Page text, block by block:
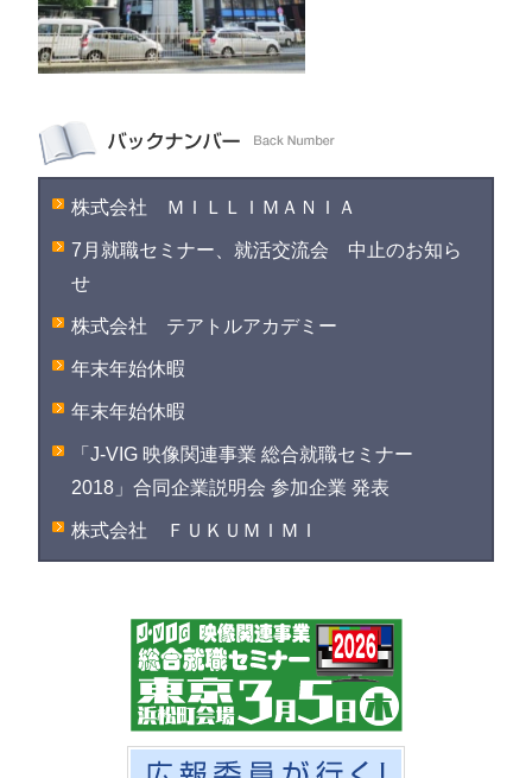
株式会社 ＭＩＬＬＩＭＡＮＩＡ
7月就職セミナー、就活交流会 中止のお知ら
せ
株式会社 テアトルアカデミー
年末年始休暇
年末年始休暇
「J-VIG 映像関連事業 総合就職セミナー
2018」合同企業説明会 参加企業 発表
株式会社 ＦＵＫＵＭＩＭＩ